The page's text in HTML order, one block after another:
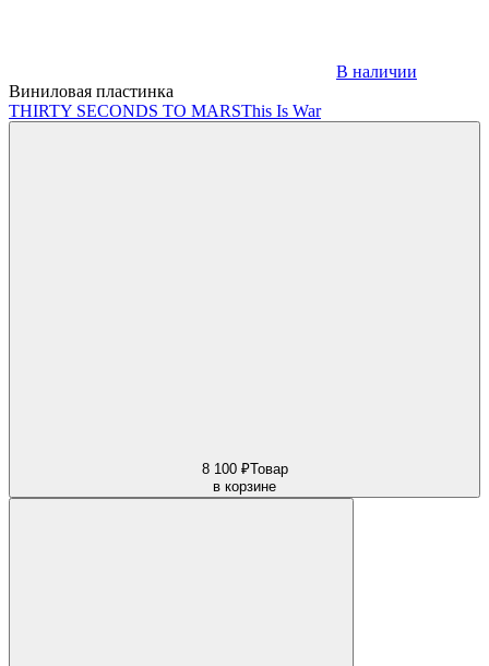
В наличии
Виниловая пластинка
THIRTY SECONDS TO MARSThis Is War
8 100 ₽Товар
в корзине